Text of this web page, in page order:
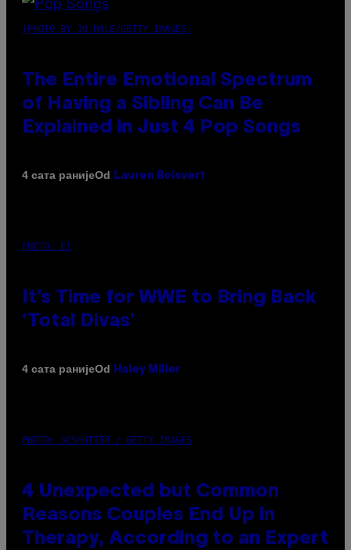
(PHOTO BY JO HALE/GETTY IMAGES)
The Entire Emotional Spectrum
of Having a Sibling Can Be
Explained in Just 4 Pop Songs
4 сата ранијеOd Lauren Boisvert
PHOTO: E!
It’s Time for WWE to Bring Back
‘Total Divas’
4 сата ранијеOd Haley Miller
PHOTO: GCSHUTTER / GETTY IMAGES
4 Unexpected but Common
Reasons Couples End Up in
Therapy, According to an Expert